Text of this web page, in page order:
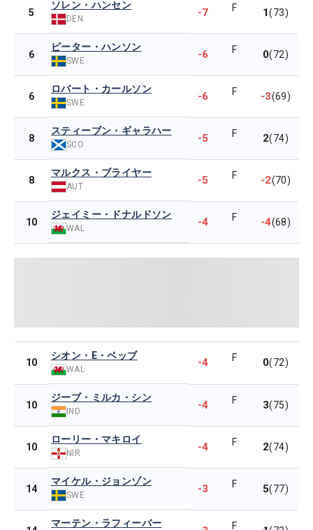
5
ソレン・ハンセン
DEN -7 F 1(73)
6
ピーター・ハンソン
SWE -6 F 0(72)
6
ロバート・カールソン
SWE -6 F -3(69)
8
スティーブン・ギャラハー
SCO -5 F 2(74)
8
マルクス・ブライヤー
AUT -5 F -2(70)
10
ジェイミー・ドナルドソン
WAL -4 F -4(68)
10
シオン・E・ベッブ
WAL
-4 F 0(72)
10
ジーブ・ミルカ・シン
IND -4 F 3(75)
10
ローリー・マキロイ
NIR -4 F 2(74)
14
マイケル・ジョンゾン
SWE -3 F 5(77)
マーテン・ラフィーバー F